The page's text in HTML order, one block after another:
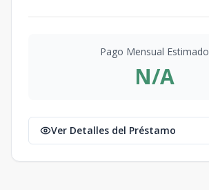
Pago Mensual Estimado
N/A
Ver Detalles del Préstamo